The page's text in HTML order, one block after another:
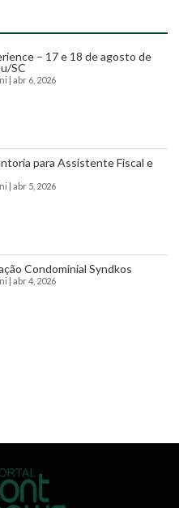
– 17 e 18 de agosto de
SC
| abr 6, 2026
para Assistente Fiscal e
| abr 5, 2026
Condominial Syndkos
| abr 4, 2026